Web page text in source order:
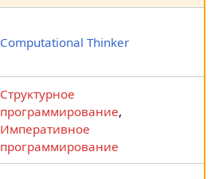
Computational Thinker
Структурное
программирование,
Императивное
программирование